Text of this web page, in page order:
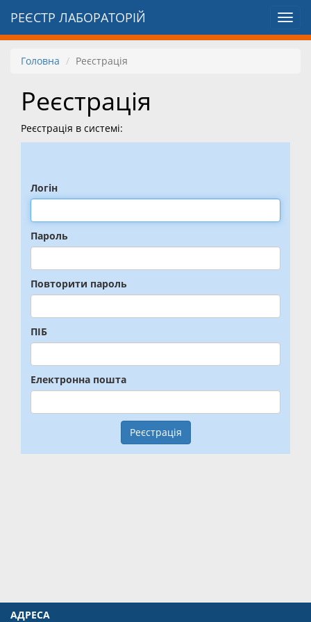
РЕЄСТР ЛАБОРАТОРІЙ
Головна Реєстрація
Реєстрація
Реєстрація в системі:
Логін
Пароль
Повторити пароль
ПІБ
Електронна пошта
Реєстрація
АДРЕСА